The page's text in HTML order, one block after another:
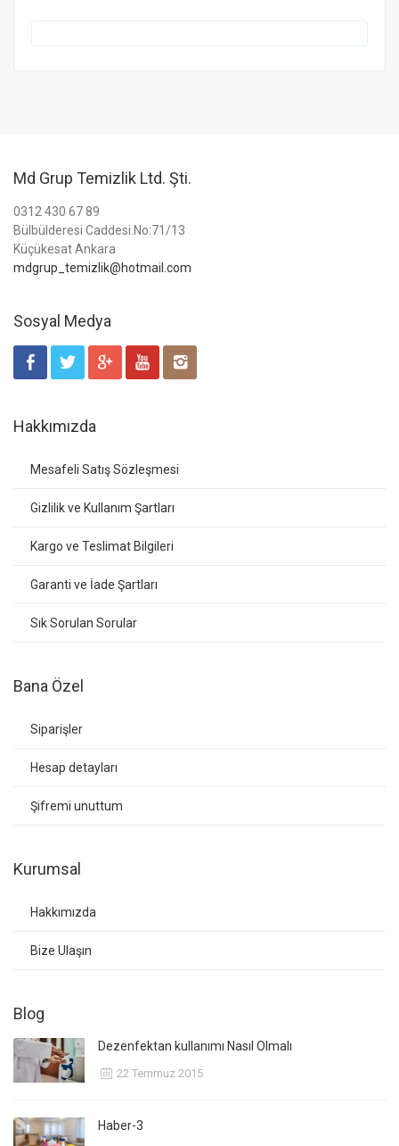
Md Grup Temizlik Ltd. Şti.
0312 430 67 89
Bülbülderesi Caddesi.No:71/13
Küçükesat Ankara
mdgrup_temizlik@hotmail.com
Sosyal Medya
Hakkımızda
Mesafeli Satış Sözleşmesi
Gizlilik ve Kullanım Şartları
Kargo ve Teslimat Bilgileri
Garanti ve İade Şartları
Sık Sorulan Sorular
Bana Özel
Siparişler
Hesap detayları
Şifremi unuttum
Kurumsal
Hakkımızda
Bize Ulaşın
Blog
Dezenfektan kullanımı Nasıl Olmalı
22 Temmuz 2015
Haber-3